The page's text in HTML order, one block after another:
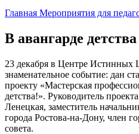
Главная Мероприятия для
В авангарде детства
23 декабря в Центре Истинных
знаменательное событие: дан
проекту «Мастерская
детства!». Руководитель
Ленецкая, заместитель
города Ростова-на-Дону, член
совета.